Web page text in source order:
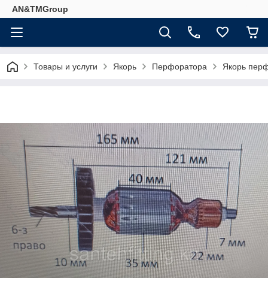
AN&TMGroup
Товары и услуги Якорь Перфоратора Якорь